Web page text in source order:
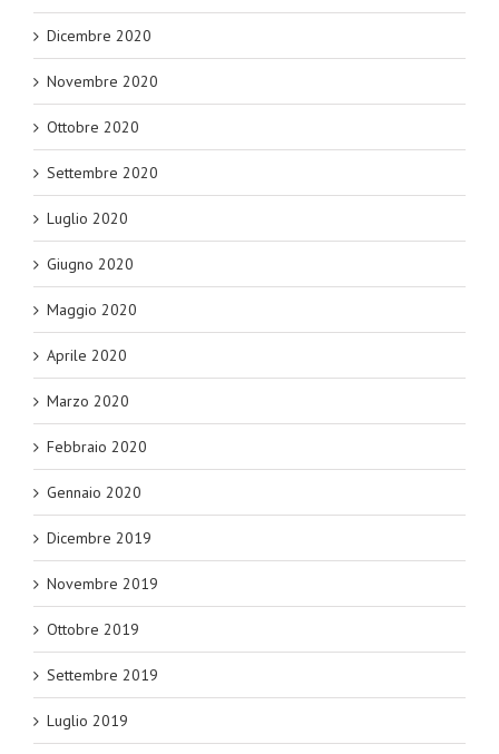
Dicembre 2020
Novembre 2020
Ottobre 2020
Settembre 2020
Luglio 2020
Giugno 2020
Maggio 2020
Aprile 2020
Marzo 2020
Febbraio 2020
Gennaio 2020
Dicembre 2019
Novembre 2019
Ottobre 2019
Settembre 2019
Luglio 2019